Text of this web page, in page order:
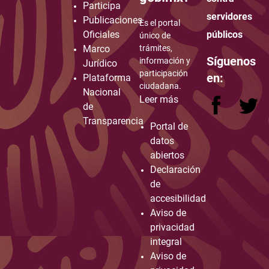
Participa
Publicaciones
Oficiales
Marco
Jurídico
Plataforma
Nacional
de
Transparencia
Es el portal
único de
trámites,
información y
participación
ciudadana.
Leer más
Portal de
datos
abiertos
Declaración
de
accesibilidad
Aviso de
privacidad
integral
Aviso de
servidores
públicos
Síguenos
en: